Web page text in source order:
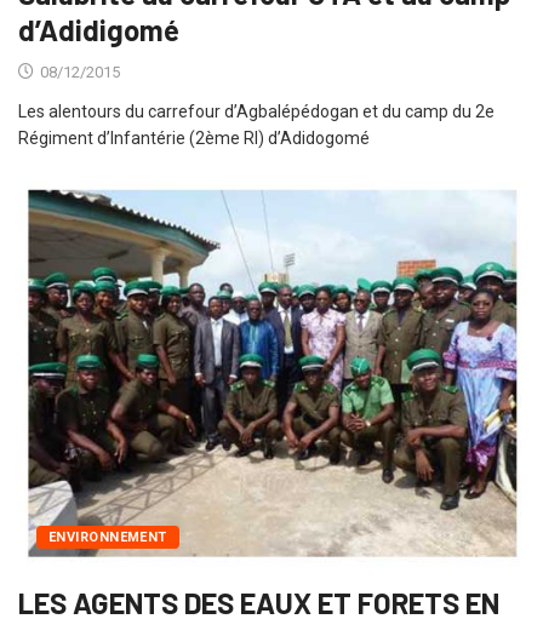
d’Adidigomé
08/12/2015
Les alentours du carrefour d’Agbalépédogan et du camp du 2e
Régiment d’Infantérie (2ème RI) d’Adidogomé
ENVIRONNEMENT
LES AGENTS DES EAUX ET FORETS EN